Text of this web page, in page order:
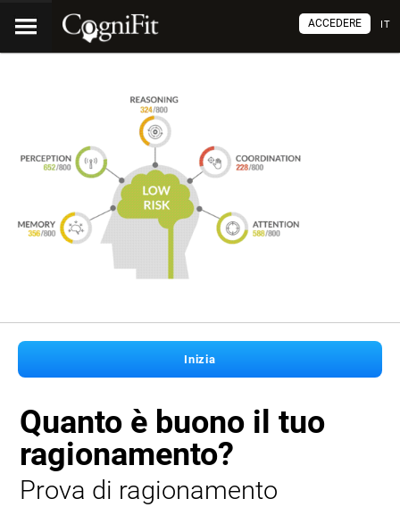
IT
ACCEDERE
Inizia
Quanto è buono il tuo
ragionamento?
Prova di ragionamento